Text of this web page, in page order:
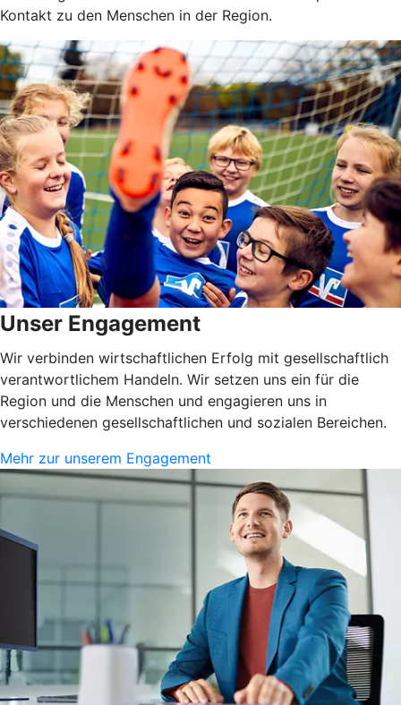
Kontakt zu den Menschen in der Region.
Unser Engagement
Wir verbinden wirtschaftlichen Erfolg mit gesellschaftlich
verantwortlichem Handeln. Wir setzen uns ein für die
Region und die Menschen und engagieren uns in
verschiedenen gesellschaftlichen und sozialen Bereichen.
Mehr zur unserem Engagement